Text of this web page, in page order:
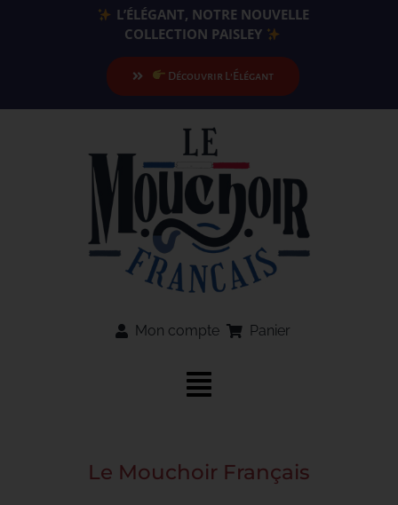
L’ÉLÉGANT, NOTRE NOUVELLE
COLLECTION PAISLEY
Découvrir L’Élégant
Toggle
ACCUEIL
Mon compte Panier
Le Mouchoir Français